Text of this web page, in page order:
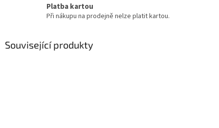
Platba kartou
Při nákupu na prodejně nelze platit kartou.
Související produkty